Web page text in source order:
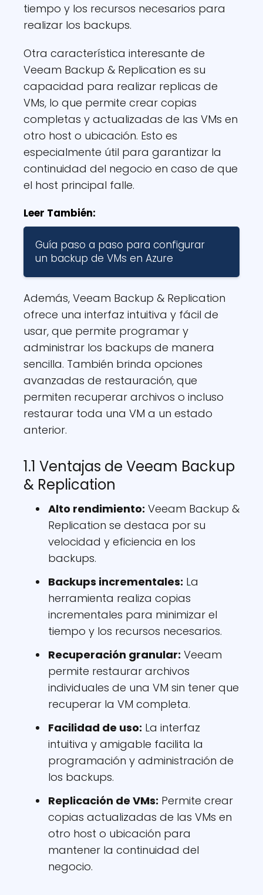
tiempo y los recursos necesarios para
realizar los backups.
Otra característica interesante de
Veeam Backup & Replication es su
capacidad para realizar replicas de
VMs, lo que permite crear copias
completas y actualizadas de las VMs en
otro host o ubicación. Esto es
especialmente útil para garantizar la
continuidad del negocio en caso de que
el host principal falle.
Leer También:
Guía paso a paso para configurar
un backup de VMs en Azure
Además, Veeam Backup & Replication
ofrece una interfaz intuitiva y fácil de
usar, que permite programar y
administrar los backups de manera
sencilla. También brinda opciones
avanzadas de restauración, que
permiten recuperar archivos o incluso
restaurar toda una VM a un estado
anterior.
1.1 Ventajas de Veeam Backup
& Replication
Alto rendimiento: Veeam Backup &
Replication se destaca por su
velocidad y eficiencia en los
backups.
Backups incrementales: La
herramienta realiza copias
incrementales para minimizar el
tiempo y los recursos necesarios.
Recuperación granular: Veeam
permite restaurar archivos
individuales de una VM sin tener que
recuperar la VM completa.
Facilidad de uso: La interfaz
intuitiva y amigable facilita la
programación y administración de
los backups.
Replicación de VMs: Permite crear
copias actualizadas de las VMs en
otro host o ubicación para
mantener la continuidad del
negocio.